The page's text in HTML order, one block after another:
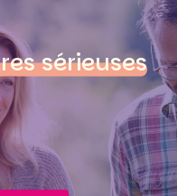
sérieuses